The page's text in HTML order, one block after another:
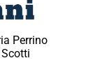
Perrino